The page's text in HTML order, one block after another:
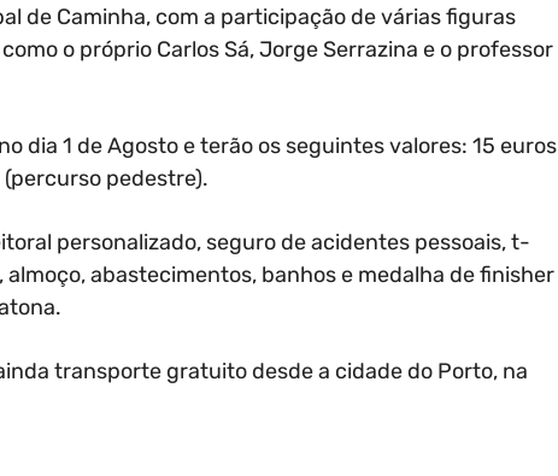
de Caminha, com a participação de várias figuras
o próprio Carlos Sá, Jorge Serrazina e o professor
dia 1 de Agosto e terão os seguintes valores: 15 euros
(percurso pedestre).
personalizado, seguro de acidentes pessoais, t-
abastecimentos, banhos e medalha de finisher
transporte gratuito desde a cidade do Porto, na